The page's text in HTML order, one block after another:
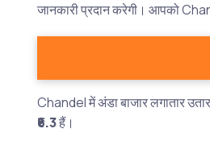
जानकारी प्रदान करेगी। आपको
Chandel में अंडा बाजार लगातार
₹6.3हैं।